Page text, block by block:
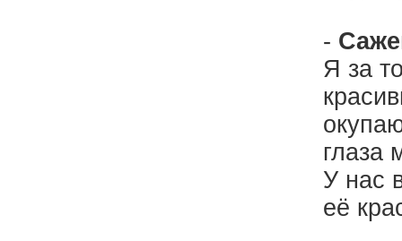
-
Я за
глаза
У нас
её